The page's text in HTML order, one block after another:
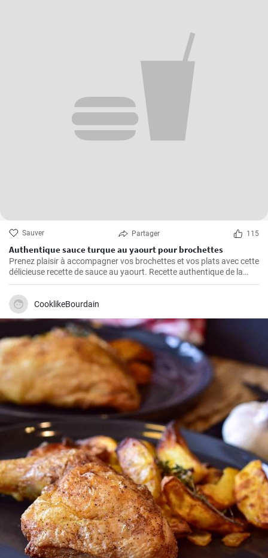
Sauver Partager 115
Authentique sauce turque au yaourt pour brochettes
Prenez plaisir à accompagner vos brochettes et vos plats avec cette
délicieuse recette de sauce au yaourt. Recette authentique de la
cuisine turque.
CooklikeBourdain